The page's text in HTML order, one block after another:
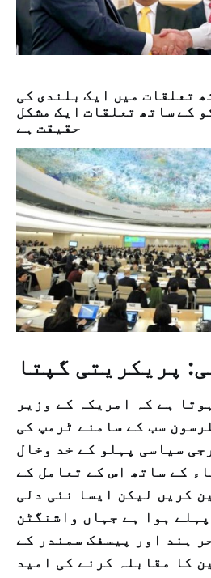
تعلقات میں ایک بلندی کی
کے ساتھ تعلقات ایک مشکل
حقیقت ہے
پریکریتی گپتا
ہے کہ امریکہ کے وزیر
سب کے سامنے ٹرمپ کی
سیاسی پہلو کے خد وخال
کے ساتھ اس کے تعامل کے
کریں لیکن ایسا نئی دلی
ہوا ہے جہاں واشنگٹن
ہند اور پیسفک سمندر کے
کا مقابلہ کرنے کی امید